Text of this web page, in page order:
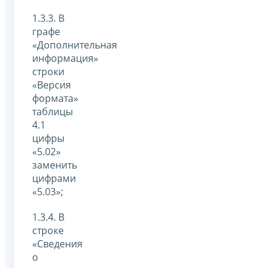
1.3.3. В
графе
«Дополнительная
информация»
строки
«Версия
формата»
таблицы
4.1
цифры
«5.02»
заменить
цифрами
«5.03»;
1.3.4. В
строке
«Сведения
о